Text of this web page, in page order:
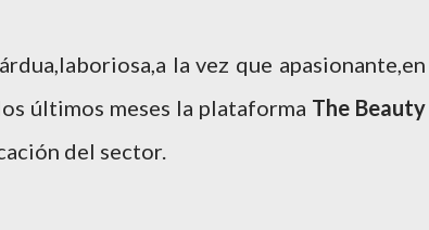
la vez que apasionante,en
últimos meses la plataforma The Beauty
del sector.